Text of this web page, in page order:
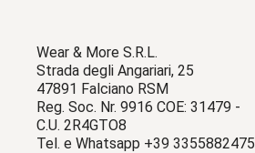
Wear & More S.R.L.
Strada degli Angariari, 25
47891 Falciano RSM
Reg. Soc. Nr. 9916 COE: 31479 -
C.U. 2R4GTO8
Tel. e Whatsapp +39 3355882475